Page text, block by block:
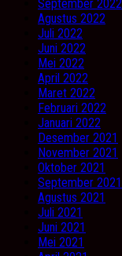
September 2022
Agustus 2022
Juli 2022
Juni 2022
Mei 2022
April 2022
Maret 2022
Februari 2022
Januari 2022
Desember 2021
November 2021
Oktober 2021
September 2021
Agustus 2021
Juli 2021
Juni 2021
Mei 2021